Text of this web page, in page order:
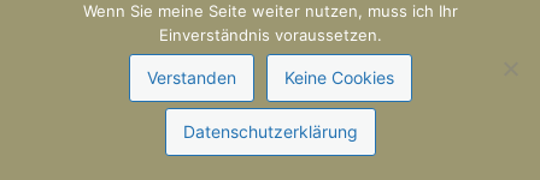
Wenn Sie meine Seite weiter nutzen, muss ich Ihr
Einverständnis voraussetzen.
Verstanden Keine Cookies
Datenschutzerklärung